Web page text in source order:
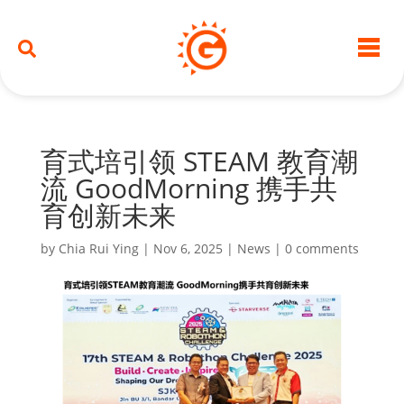
育式培引领 STEAM 教育潮
流 GoodMorning 携手共
育创新未来
by Chia Rui Ying| Nov 6, 2025 | News | 0 comments